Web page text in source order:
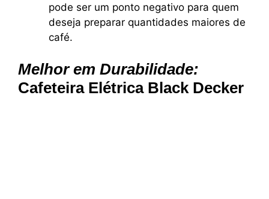
pode ser um ponto negativo para quem
deseja preparar quantidades maiores de
café.
Melhor em Durabilidade:
Cafeteira Elétrica Black Decker